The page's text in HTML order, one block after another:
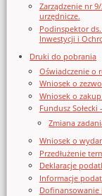
Zarządzenie nr
urzędnicze.
Podinspektor
Inwestycji i
Druki do pobrania
Oświadczenie o
Wniosek o
Wniosek o
Fundusz
Zmiana
Wniosek o
Przedłużenie
Deklaracje
Informacje
Dofinansowanie